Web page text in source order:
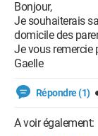
Bonjour,
Je souhaiterais
domicile des
Je vous remercie
Gaelle
Répondre (1)
A voir également: